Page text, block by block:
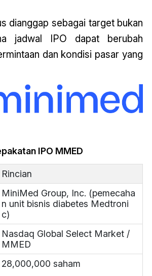
dianggap sebagai target bukan
jadwal IPO dapat berubah
dan kondisi pasar yang
IPO MMED
Rincian
MiniMed Group, Inc. (pemecaha
n unit bisnis diabetes Medtroni
c)
Nasdaq Global Select Market /
MMED
28,000,000 saham